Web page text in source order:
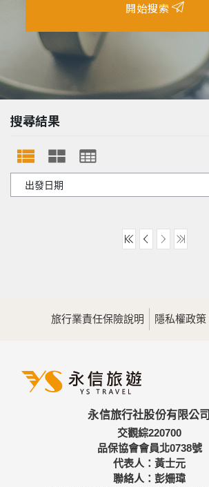
開始搜索
搜尋結果
旅行業責任保險說明 隱私權政策
永信旅行社股份有限公司
交觀綜220700
品保協會會員北0738號
代表人：黃士元
聯絡人：彭姍瑋